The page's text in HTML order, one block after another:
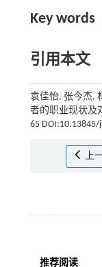
Key words
引用本文
袁佳怡, 张今杰,
者的职业现状及
65 DOI:10.13845/
上